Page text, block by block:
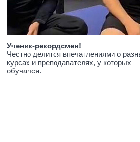
Ученик-рекордсмен!
Честно делится впечатлениями о
курсах и преподавателях, у которых
обучался.